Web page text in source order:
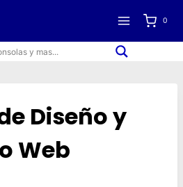
0
Diseño y
Web